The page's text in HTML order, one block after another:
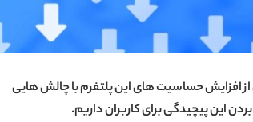
افزایش حساسیت های این پلتفرم با چالش هایی
بردن این پیچیدگی برای کاربران داریم.